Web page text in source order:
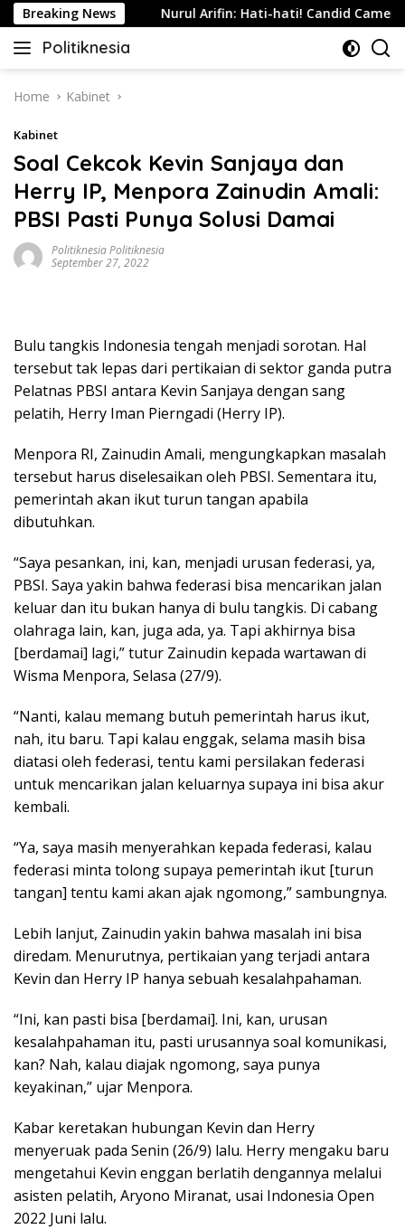
Skip
to
content
Breaking News
Indonesia Nurul Arifin: Hati-hati! Candid Camera
Politiknesia
Politiknesia.com
Home Kabinet
Kabinet
Soal Cekcok Kevin Sanjaya dan
Herry IP, Menpora Zainudin Amali:
PBSI Pasti Punya Solusi Damai
Politiknesia Politiknesia
September 27, 2022
Bulu tangkis Indonesia tengah menjadi sorotan. Hal
tersebut tak lepas dari pertikaian di sektor ganda putra
Pelatnas PBSI antara Kevin Sanjaya dengan sang
pelatih, Herry Iman Pierngadi (Herry IP).
Menpora RI, Zainudin Amali, mengungkapkan masalah
tersebut harus diselesaikan oleh PBSI. Sementara itu,
pemerintah akan ikut turun tangan apabila
dibutuhkan.
“Saya pesankan, ini, kan, menjadi urusan federasi, ya,
PBSI. Saya yakin bahwa federasi bisa mencarikan jalan
keluar dan itu bukan hanya di bulu tangkis. Di cabang
olahraga lain, kan, juga ada, ya. Tapi akhirnya bisa
[berdamai] lagi,” tutur Zainudin kepada wartawan di
Wisma Menpora, Selasa (27/9).
“Nanti, kalau memang butuh pemerintah harus ikut,
nah, itu baru. Tapi kalau enggak, selama masih bisa
diatasi oleh federasi, tentu kami persilakan federasi
untuk mencarikan jalan keluarnya supaya ini bisa akur
kembali.
“Ya, saya masih menyerahkan kepada federasi, kalau
federasi minta tolong supaya pemerintah ikut [turun
tangan] tentu kami akan ajak ngomong,” sambungnya.
Lebih lanjut, Zainudin yakin bahwa masalah ini bisa
diredam. Menurutnya, pertikaian yang terjadi antara
Kevin dan Herry IP hanya sebuah kesalahpahaman.
“Ini, kan pasti bisa [berdamai]. Ini, kan, urusan
kesalahpahaman itu, pasti urusannya soal komunikasi,
kan? Nah, kalau diajak ngomong, saya punya
keyakinan,” ujar Menpora.
Kabar keretakan hubungan Kevin dan Herry
menyeruak pada Senin (26/9) lalu. Herry mengaku baru
mengetahui Kevin enggan berlatih dengannya melalui
asisten pelatih, Aryono Miranat, usai Indonesia Open
2022 Juni lalu.